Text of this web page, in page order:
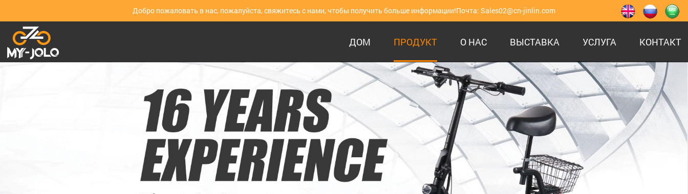
Добро пожаловать в нас, пожалуйста, свяжитесь с нами, чтобы получить больше информации!Почта: Sales02@cn-jinlin.com
ДОМ ПРОДУКТ О НАС ВЫСТАВКА УСЛУГА КОНТАКТ